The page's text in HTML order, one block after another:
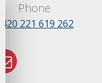
Phone
+420 221 619 262